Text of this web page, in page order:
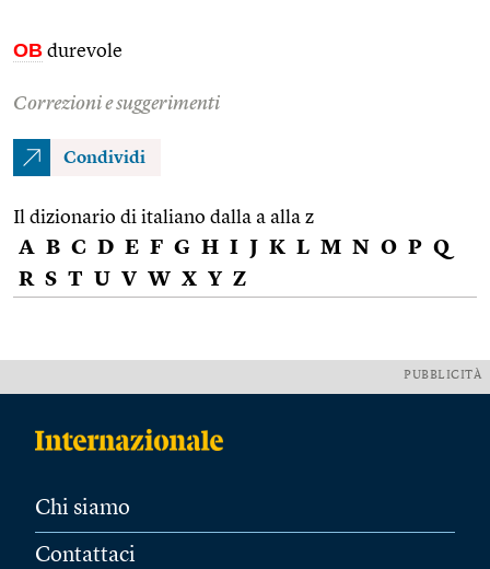
OB durevole
Correzioni e suggerimenti
Condividi
Il dizionario di italiano dalla a alla z
A B C D E F G H I J K L M N O P Q
R S T U V W X Y Z
PUBBLICITÀ
Chi siamo
Contattaci